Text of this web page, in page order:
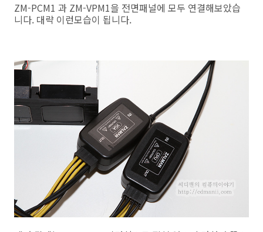
ZM-PCM1 과 ZM-VPM1을 전면패널에 모두 연결해보았습
니다. 대략 이런모습이 됩니다.